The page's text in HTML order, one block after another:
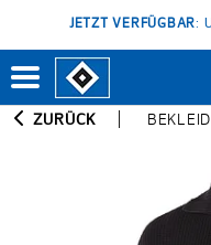
JETZT VERFÜGBAR:
ZURÜCK